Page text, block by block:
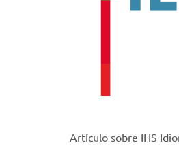
Artículo sobre IHS